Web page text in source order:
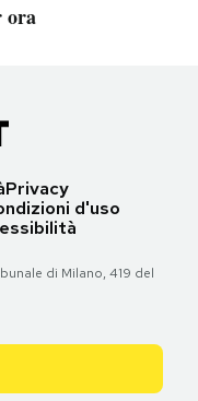
ora
Privacy
d'uso
di Milano, 419 del